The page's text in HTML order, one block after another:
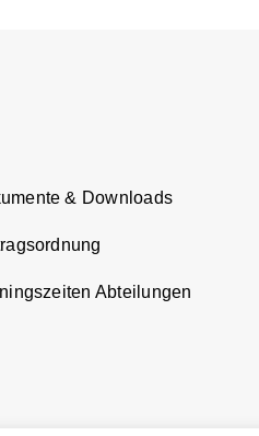
& Downloads
Abteilungen